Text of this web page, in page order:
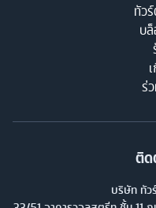
ทัว
บ
ร่
ติ
บริษัท ทัว